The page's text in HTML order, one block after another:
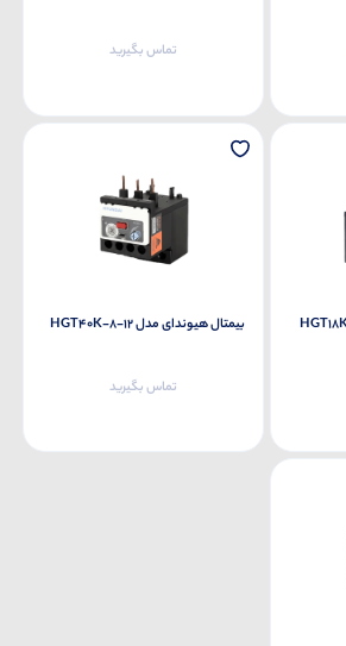
تماس بگیرید
بیمتال هیوندای مدل HGT40K-8-12
تماس بگیرید